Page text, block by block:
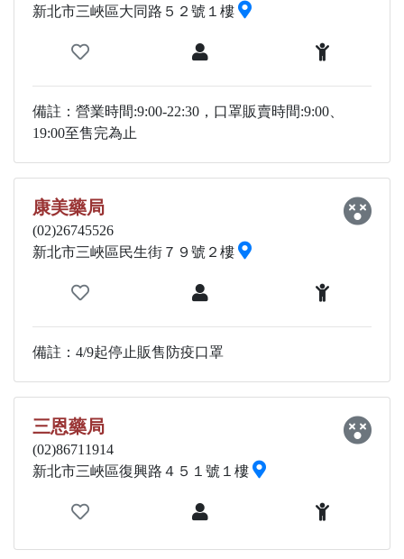
新北市三峽區大同路５２號１樓
備註：營業時間:9:00-22:30，口罩販賣時間:9:00、
19:00至售完為止
康美藥局
(02)26745526
新北市三峽區民生街７９號２樓
備註：4/9起停止販售防疫口罩
三恩藥局
(02)86711914
新北市三峽區復興路４５１號１樓